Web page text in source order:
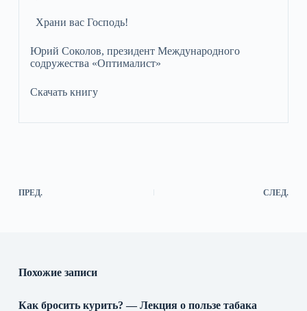
Храни вас Господь!
Юрий Соколов, президент Международного
содружества «Оптималист»
Скачать книгу
ПРЕД. СЛЕД.
Похожие записи
Как бросить курить? — Лекция о пользе табака